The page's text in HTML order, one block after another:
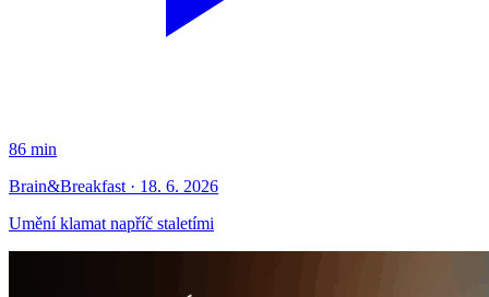
86 min
Brain&Breakfast · 18. 6. 2026
Umění klamat napříč staletími